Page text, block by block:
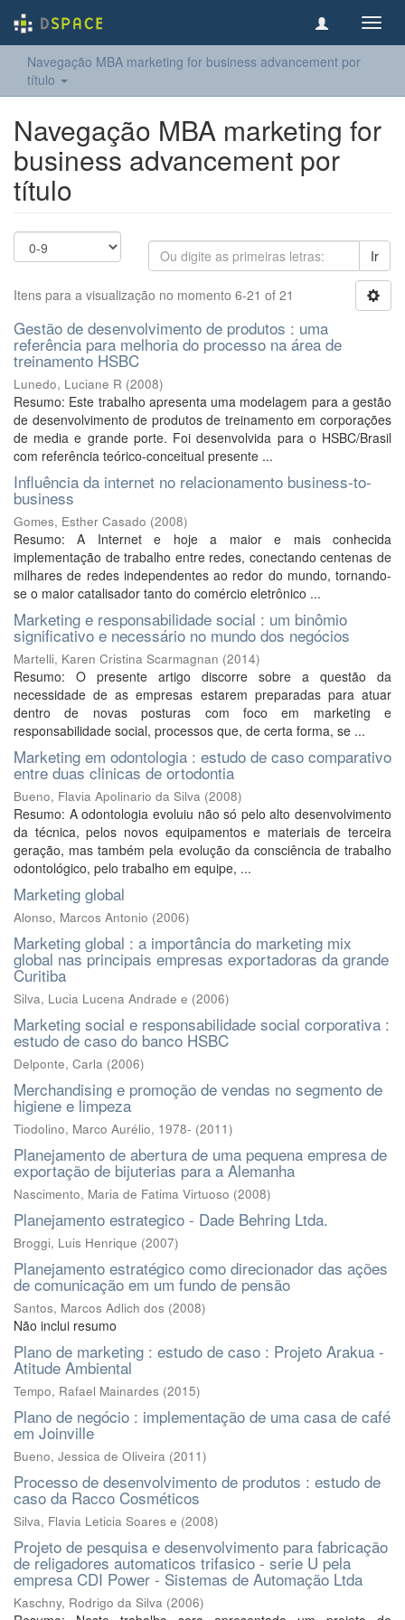
Navegação MBA marketing for business advancement por
título
Navegação MBA marketing for
business advancement por
título
Ir
Itens para a visualização no momento 6-21 of 21
Gestão de desenvolvimento de produtos : uma
referência para melhoria do processo na área de
treinamento HSBC
Lunedo, Luciane R (2008)
Resumo: Este trabalho apresenta uma modelagem para a gestão
de desenvolvimento de produtos de treinamento em corporações
de media e grande porte. Foi desenvolvida para o HSBC/Brasil
com referência teórico-conceitual presente ...
Influência da internet no relacionamento business-to-
business
Gomes, Esther Casado (2008)
Resumo: A Internet e hoje a maior e mais conhecida
implementação de trabalho entre redes, conectando centenas de
milhares de redes independentes ao redor do mundo, tornando-
se o maior catalisador tanto do comércio eletrônico ...
Marketing e responsabilidade social : um binômio
significativo e necessário no mundo dos negócios
Martelli, Karen Cristina Scarmagnan (2014)
Resumo: O presente artigo discorre sobre a questão da
necessidade de as empresas estarem preparadas para atuar
dentro de novas posturas com foco em marketing e
responsabilidade social, processos que, de certa forma, se ...
Marketing em odontologia : estudo de caso comparativo
entre duas clinicas de ortodontia
Bueno, Flavia Apolinario da Silva (2008)
Resumo: A odontologia evoluiu não só pelo alto desenvolvimento
da técnica, pelos novos equipamentos e materiais de terceira
geração, mas também pela evolução da consciência de trabalho
odontológico, pelo trabalho em equipe, ...
Marketing global
Alonso, Marcos Antonio (2006)
Marketing global : a importância do marketing mix
global nas principais empresas exportadoras da grande
Curitiba
Silva, Lucia Lucena Andrade e (2006)
Marketing social e responsabilidade social corporativa :
estudo de caso do banco HSBC
Delponte, Carla (2006)
Merchandising e promoção de vendas no segmento de
higiene e limpeza
Tiodolino, Marco Aurélio, 1978- (2011)
Planejamento de abertura de uma pequena empresa de
exportação de bijuterias para a Alemanha
Nascimento, Maria de Fatima Virtuoso (2008)
Planejamento estrategico - Dade Behring Ltda.
Broggi, Luis Henrique (2007)
Planejamento estratégico como direcionador das ações
de comunicação em um fundo de pensão
Santos, Marcos Adlich dos (2008)
Não inclui resumo
Plano de marketing : estudo de caso : Projeto Arakua -
Atitude Ambiental
Tempo, Rafael Mainardes (2015)
Plano de negócio : implementação de uma casa de café
em Joinville
Bueno, Jessica de Oliveira (2011)
Processo de desenvolvimento de produtos : estudo de
caso da Racco Cosméticos
Silva, Flavia Leticia Soares e (2008)
Projeto de pesquisa e desenvolvimento para fabricação
de religadores automaticos trifasico - serie U pela
empresa CDI Power - Sistemas de Automação Ltda
Kaschny, Rodrigo da Silva (2006)